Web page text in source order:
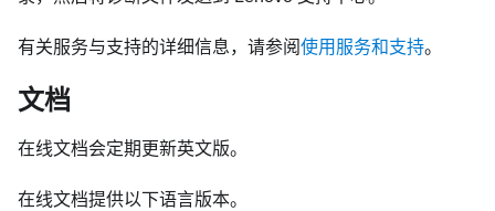
有关服务与支持的详细信息，请参阅使用服务和支持。
文档
在线文档会定期更新英文版。
在线文档提供以下语言版本。